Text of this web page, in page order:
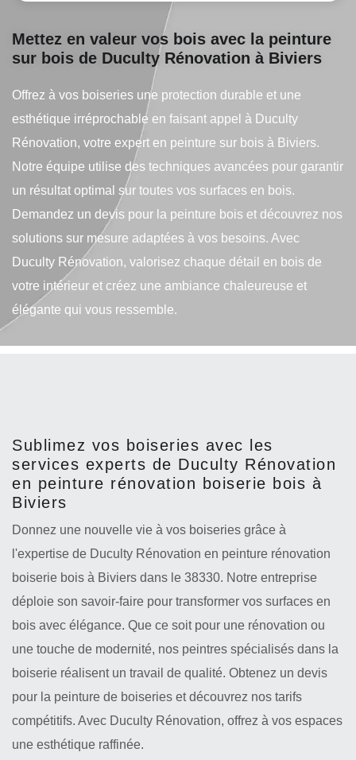
Mettez en valeur vos bois avec la peinture
sur bois de Duculty Rénovation à Biviers
Offrez à vos boiseries une protection durable et une
esthétique irréprochable en faisant appel à Duculty
Rénovation, votre expert en peinture sur bois à Biviers.
Notre équipe utilise des techniques avancées pour garantir
un résultat optimal sur toutes vos surfaces en bois.
Demandez un devis pour la peinture bois et découvrez nos
solutions sur mesure adaptées à vos besoins. Avec
Duculty Rénovation, valorisez chaque détail en bois de
votre intérieur et créez une ambiance chaleureuse et
élégante qui vous ressemble.
Sublimez vos boiseries avec les
services experts de Duculty Rénovation
en peinture rénovation boiserie bois à
Biviers
Donnez une nouvelle vie à vos boiseries grâce à
l'expertise de Duculty Rénovation en peinture rénovation
boiserie bois à Biviers dans le 38330. Notre entreprise
déploie son savoir-faire pour transformer vos surfaces en
bois avec élégance. Que ce soit pour une rénovation ou
une touche de modernité, nos peintres spécialisés dans la
boiserie réalisent un travail de qualité. Obtenez un devis
pour la peinture de boiseries et découvrez nos tarifs
compétitifs. Avec Duculty Rénovation, offrez à vos espaces
une esthétique raffinée.